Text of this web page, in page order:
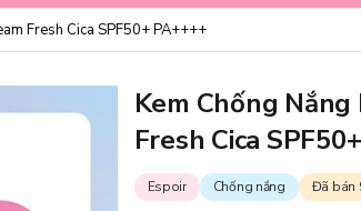
Fresh Cica SPF50+ PA++++
Kem Chống
Fresh Cica
Espoir Chống nắng Đã bán